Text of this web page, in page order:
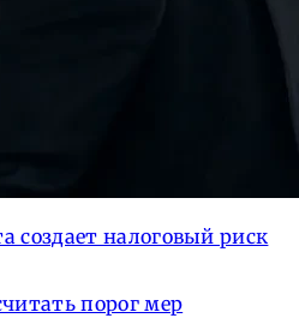
создает налоговый риск
порог мер